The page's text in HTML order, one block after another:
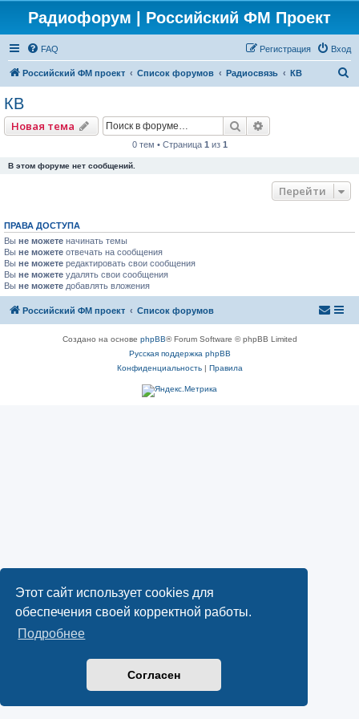
Этот сайт использует cookies для
обеспечения своей корректной работы.
Подробнее
Согласен
Радиофорум | Российский ФМ Проект
FAQ Вход
Регистрация
Российский ФМ проект Список форумов Радиосвязь КВ
КВ
Новая тема Поиск
0 тем • Страница 1 из 1
В этом форуме нет сообщений.
Перейти
ПРАВА ДОСТУПА
Вы не можете начинать темы
Вы не можете отвечать на сообщения
Вы не можете редактировать свои сообщения
Вы не можете удалять свои сообщения
Вы не можете добавлять вложения
Российский ФМ проект Список форумов
Создано на основе phpBB® Forum Software © phpBB Limited
Русская поддержка phpBB
Конфиденциальность| Правила